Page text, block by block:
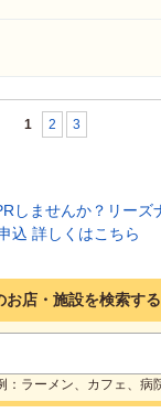
1 2 3
店・施設を検索する
：ラーメン、カフェ、病